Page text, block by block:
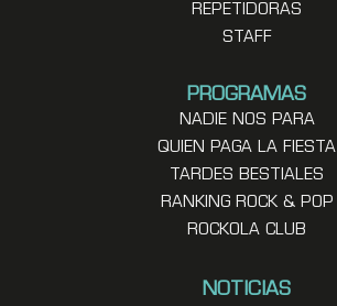
REPETIDORAS
STAFF
PROGRAMAS
NADIE NOS PARA
QUIEN PAGA LA FIESTA
TARDES BESTIALES
RANKING ROCK & POP
ROCKOLA CLUB
NOTICIAS